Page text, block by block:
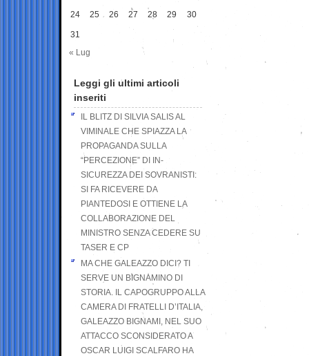
24 25 26 27 28 29 30
31
« Lug
Leggi gli ultimi articoli
inseriti
IL BLITZ DI SILVIA SALIS AL
VIMINALE CHE SPIAZZA LA
PROPAGANDA SULLA
“PERCEZIONE” DI IN-
SICUREZZA DEI SOVRANISTI:
SI FA RICEVERE DA
PIANTEDOSI E OTTIENE LA
COLLABORAZIONE DEL
MINISTRO SENZA CEDERE SU
TASER E CP
MA CHE GALEAZZO DICI? TI
SERVE UN BIGNAMINO DI
STORIA. IL CAPOGRUPPO ALLA
CAMERA DI FRATELLI D’ITALIA,
GALEAZZO BIGNAMI, NEL SUO
ATTACCO SCONSIDERATO A
OSCAR LUIGI SCALFARO HA